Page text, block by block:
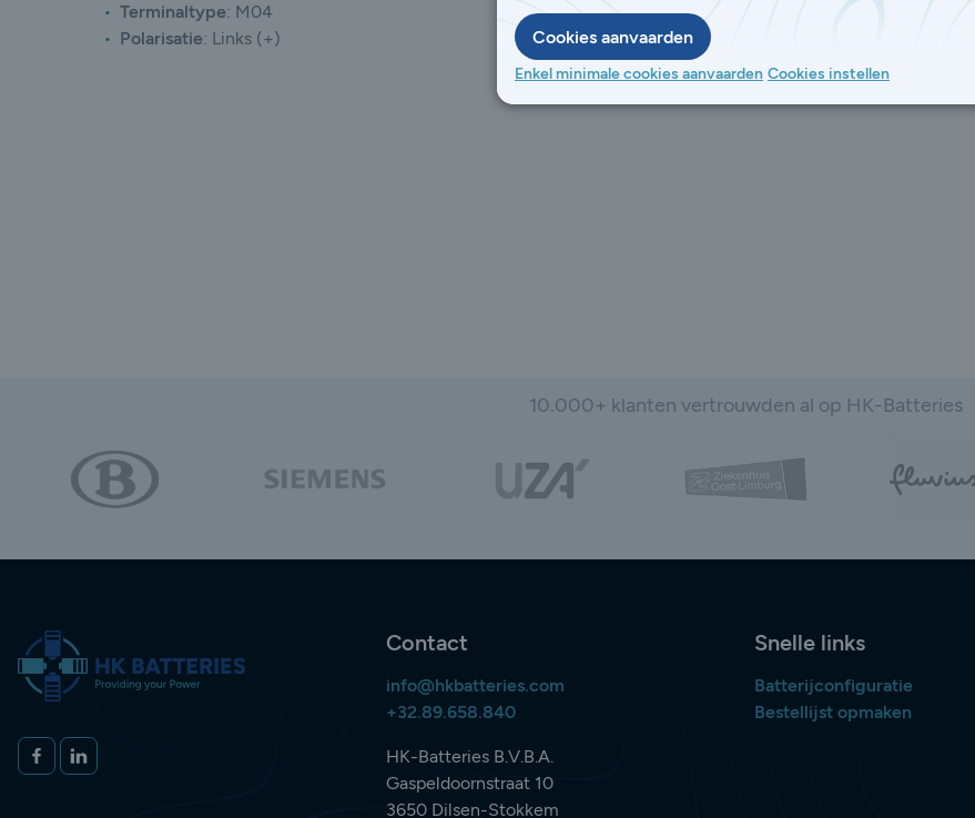
Terminaltype: M04
Polarisatie: Links (+)
10.000+ klanten vertrouwden al op HK-Batteries
Volg ons op
FACEBOOKLINKEDIN
Contact
info@hkbatteries.com
+32.89.658.840
HK-Batteries B.V.B.A.
Gaspeldoornstraat 10
3650 Dilsen-Stokkem
Snelle links
Batterijconfiguratie
Bestellijst opmaken
Cookies aanvaarden
Enkel minimale cookies aanvaarden Cookies instellen